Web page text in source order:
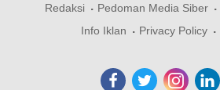
Redaksi Pedoman Media Siber
Info Iklan
Privacy Policy